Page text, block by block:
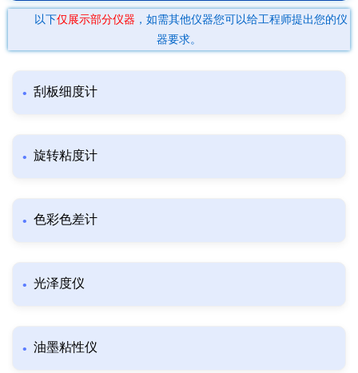
以下仅展示部分仪器 ，如需其他仪器您可以给工程师提出您的仪
器要求。
刮板细度计
旋转粘度计
色彩色差计
光泽度仪
油墨粘性仪